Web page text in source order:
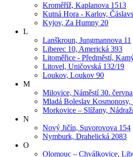
Kroměříž, Kaplanova 1513
Kutná Hora - Karlov,
Kyjov, Za Humny 20
L
Lanškroun, Jungmannova 11
Liberec 10, Americká 393
Litoměřice - Předměstí,
Litovel, Uničovská 132/19
Loukov, Loukov 90
M
Milovice, Náměstí 30.
Mladá Boleslav Kosmonosy,
Morkovice – Slížany,
N
Nový Jičín, Suvorovova 154
Nymburk, Drahelická 2083
O
Olomouc – Chválkovice,